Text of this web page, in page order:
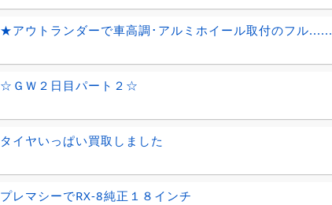
★アウトランダーで車高調･アルミホイール取付のフル......
☆ＧＷ２日目パート２☆
タイヤいっぱい買取しました
プレマシーでRX-8純正１８インチ